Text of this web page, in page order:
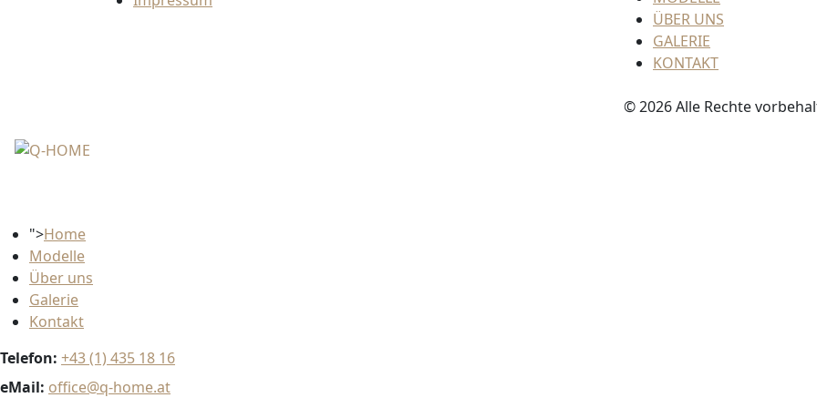
ÜBER UNS
GALERIE
KONTAKT
© 2026 Alle Rechte
">Home
Modelle
Über uns
Galerie
Kontakt
Telefon: +43 (1) 435 18 16
eMail: office@q-home.at